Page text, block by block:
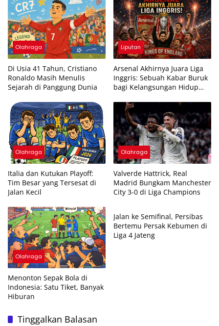
Olahraga
Di Usia 41 Tahun, Cristiano
Ronaldo Masih Menulis
Sejarah di Panggung Dunia
Liputan
Arsenal Akhirnya Juara Liga
Inggris: Sebuah Kabar Buruk
bagi Kelangsungan Hidup
Olahraga
Italia dan Kutukan Playoff:
Tim Besar yang Tersesat di
Jalan Kecil
Olahraga
Valverde Hattrick, Real
Madrid Bungkam Manchester
City 3-0 di Liga Champions
Olahraga
Menonton Sepak Bola di
Indonesia: Satu Tiket, Banyak
Hiburan
Kilas
Jalan ke Semifinal, Persibas
Bertemu Persak Kebumen di
Liga 4 Jateng
Tinggalkan Balasan